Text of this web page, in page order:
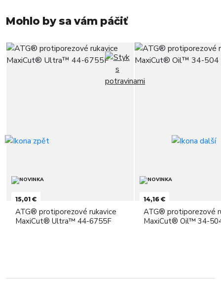
Mohlo by sa vám páčiť
15,01 €
ATG® protiporezové rukavice
MaxiCut® Ultra™ 44-6755F
14,16 €
ATG® protiporezové
MaxiCut® Oil™ 34-